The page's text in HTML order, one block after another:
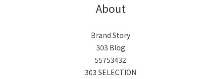
About
Brand Story
303 Blog
55753432
303 SELECTION